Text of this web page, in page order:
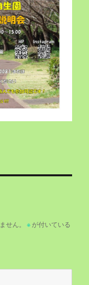
せん。 ※ が付いている